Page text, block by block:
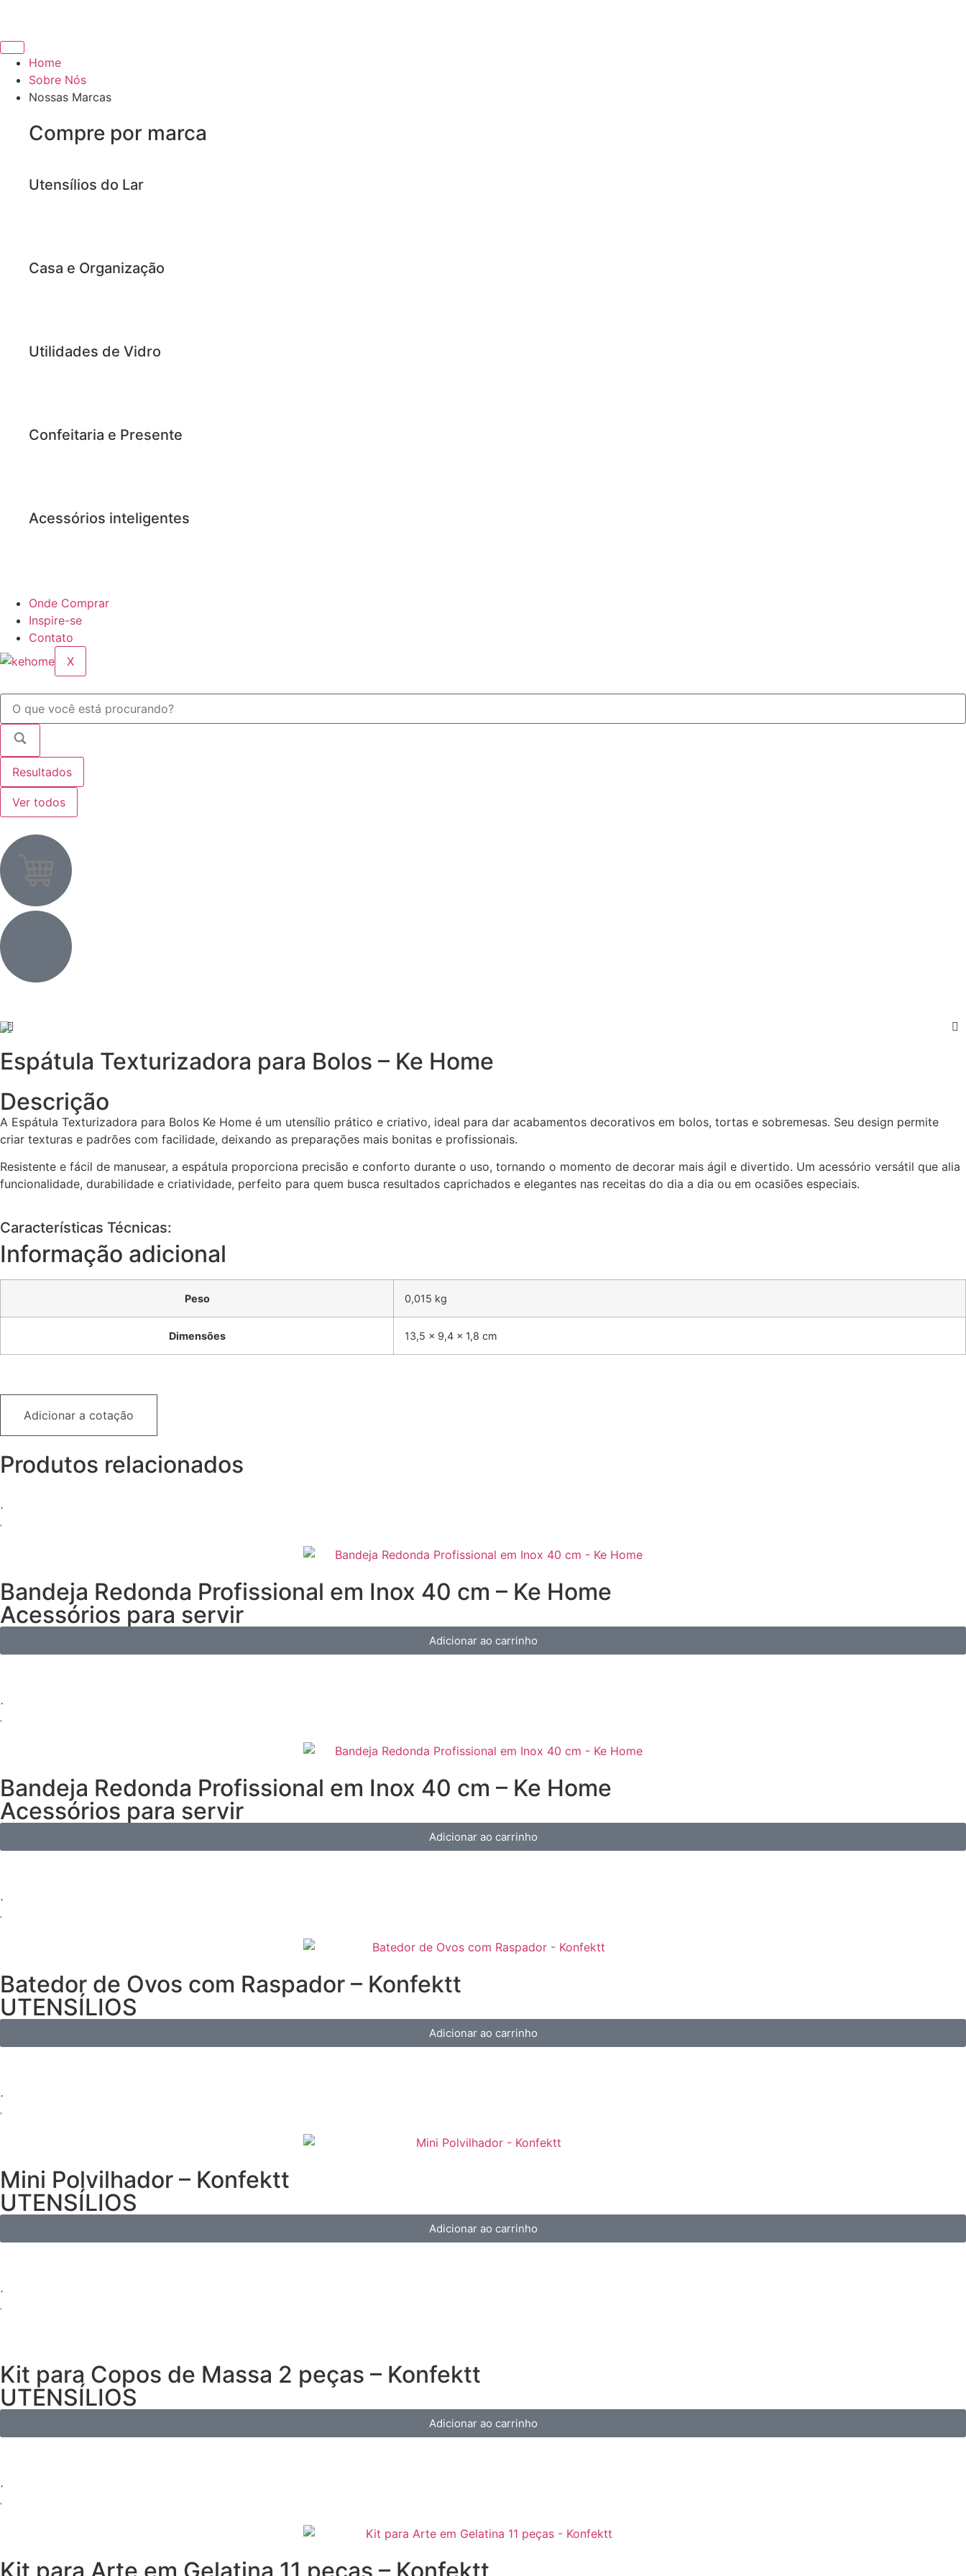
Home
Sobre Nós
Nossas Marcas
Compre por marca
Utensílios do Lar
Casa e Organização
Utilidades de Vidro
Confeitaria e Presente
Acessórios inteligentes
Onde Comprar
Inspire-se
Contato
X
Resultados
Ver todos
Espátula Texturizadora para Bolos – Ke Home
Descrição
A Espátula Texturizadora para Bolos Ke Home é um utensílio prático e criativo, ideal para dar acabamentos decorativos em bolos, tortas e sobremesas. Seu design permite
criar texturas e padrões com facilidade, deixando as preparações mais bonitas e profissionais.
Resistente e fácil de manusear, a espátula proporciona precisão e conforto durante o uso, tornando o momento de decorar mais ágil e divertido. Um acessório versátil que alia
funcionalidade, durabilidade e criatividade, perfeito para quem busca resultados caprichados e elegantes nas receitas do dia a dia ou em ocasiões especiais.
Características Técnicas:
Informação adicional
Peso 0,015 kg
Dimensões 13,5 × 9,4 × 1,8 cm
Adicionar a cotação
Produtos relacionados
Bandeja Redonda Profissional em Inox 40 cm – Ke Home
Acessórios para servir
Adicionar ao carrinho
Bandeja Redonda Profissional em Inox 40 cm – Ke Home
Acessórios para servir
Adicionar ao carrinho
Batedor de Ovos com Raspador – Konfektt
UTENSÍLIOS
Adicionar ao carrinho
Mini Polvilhador – Konfektt
UTENSÍLIOS
Adicionar ao carrinho
Kit para Copos de Massa 2 peças – Konfektt
UTENSÍLIOS
Adicionar ao carrinho